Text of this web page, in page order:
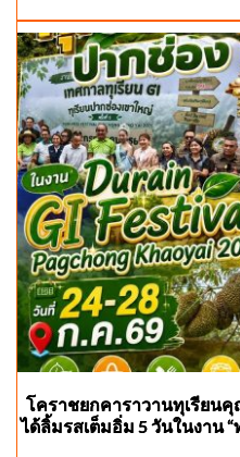
โคราชยกคาราวานทุเรียน
ได้ลิ้มรสเต็มอิ่ม 5 วันในงาน